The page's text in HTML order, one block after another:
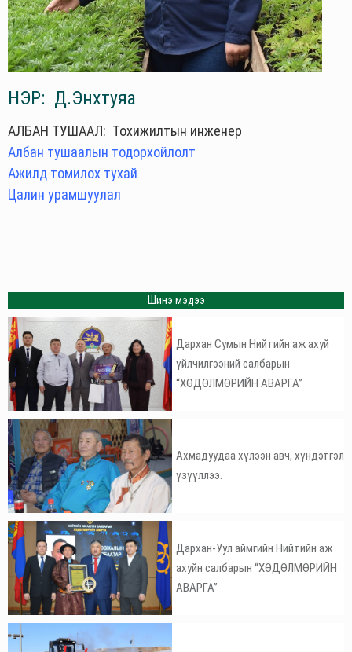
НЭР: Д.Энхтуяа
АЛБАН ТУШААЛ: Тохижилтын инженер
Албан тушаалын тодорхойлолт
Ажилд томилох тухай
Цалин урамшуулал
Шинэ мэдээ
Дархан Сумын Нийтийн аж ахуй
үйлчилгээний салбарын
“ХӨДӨЛМӨРИЙН АВАРГА”
Ахмадуудаа хүлээн авч, хүндэтгэл
үзүүллээ.
Дархан-Уул аймгийн Нийтийн аж
ахуйн салбарын “ХӨДӨЛМӨРИЙН
АВАРГА”